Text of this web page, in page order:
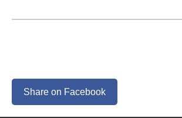
Share on Facebook